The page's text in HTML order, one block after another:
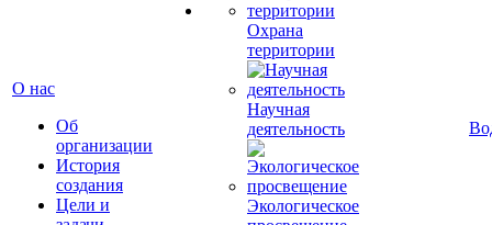
О нас
Об
организации
История
создания
Цели и
Охрана
территории
Научная
деятельность
Экологическое